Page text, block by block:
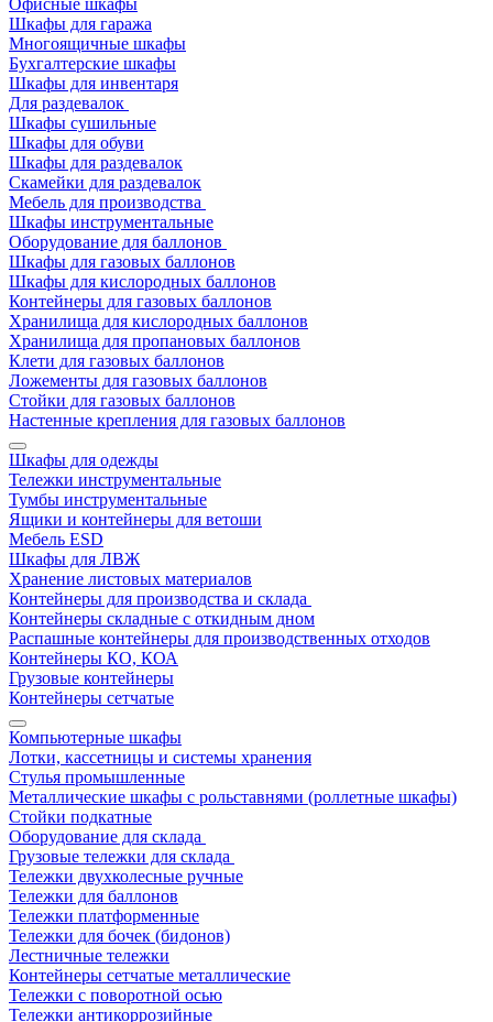
Офисные шкафы
Шкафы для гаража
Многоящичные шкафы
Бухгалтерские шкафы
Шкафы для инвентаря
Для раздевалок
Шкафы сушильные
Шкафы для обуви
Шкафы для раздевалок
Скамейки для раздевалок
Мебель для производства
Шкафы инструментальные
Оборудование для баллонов
Шкафы для газовых баллонов
Шкафы для кислородных баллонов
Контейнеры для газовых баллонов
Хранилища для кислородных баллонов
Хранилища для пропановых баллонов
Клети для газовых баллонов
Ложементы для газовых баллонов
Стойки для газовых баллонов
Настенные крепления для газовых баллонов
Шкафы для одежды
Тележки инструментальные
Тумбы инструментальные
Ящики и контейнеры для ветоши
Мебель ESD
Шкафы для ЛВЖ
Хранение листовых материалов
Контейнеры для производства и склада
Контейнеры складные с откидным дном
Распашные контейнеры для производственных отходов
Контейнеры КО, КОА
Грузовые контейнеры
Контейнеры сетчатые
Компьютерные шкафы
Лотки, кассетницы и системы хранения
Стулья промышленные
Металлические шкафы с рольставнями (роллетные шкафы)
Стойки подкатные
Оборудование для склада
Грузовые тележки для склада
Тележки двухколесные ручные
Тележки для баллонов
Тележки платформенные
Тележки для бочек (бидонов)
Лестничные тележки
Контейнеры сетчатые металлические
Тележки с поворотной осью
Тележки антикоррозийные